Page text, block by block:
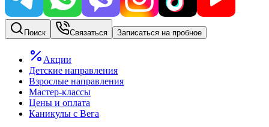
Поиск Связаться Записаться на пробное
Акции
Детские направления
Взрослые направления
Мастер-классы
Цены и оплата
Каникулы с Вега